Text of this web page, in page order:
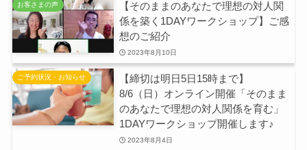
お客さまの声
【そのままのあなたで理想の対人関
係を築く1DAYワークショップ】ご感
想のご紹介
2023年8月10日
ご予約状況・お知らせ
【締切は明日5日15時まで】
8/6（日）オンライン開催「そのまま
のあなたで理想の対人関係を育む」
1DAYワークショップ開催します♪
2023年8月4日